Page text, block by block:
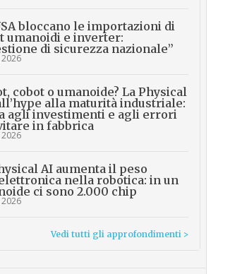
bloccano le importazioni di
umanoidi e inverter:
di sicurezza nazionale”
cobot o umanoide? La Physical
alla maturità industriale:
agli investimenti e agli errori
in fabbrica
AI aumenta il peso
nella robotica: in un
ci sono 2.000 chip
Vedi tutti gli approfondimenti >